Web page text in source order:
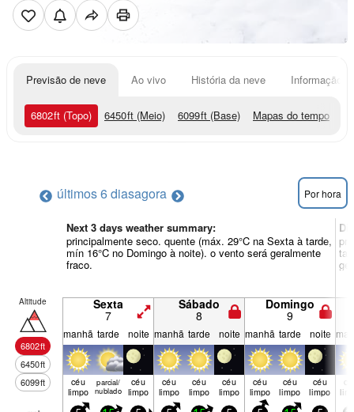
Previsão de neve Ao vivo História da neve Informação
6802ft (Topo) 6450ft (Meio) 6099ft (Base) Mapas do tempo
últimos 6 diasagora Por hora
Next 3 days weather summary:
principalmente seco. quente (máx. 29°C na Sexta à tarde,
mín 16°C no Domingo à noite). o vento será geralmente
fraco.
Altitude
6802ft
6450ft
6099ft
Sexta
7
Sábado
8
Domingo
9
manhã tarde noite manhã tarde noite manhã tarde noite
céu
limpo
parcial/
nublado
céu
limpo
céu
limpo
céu
limpo
céu
limpo
céu
limpo
céu
limpo
céu
limpo